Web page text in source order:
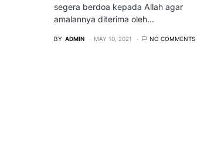
segera berdoa kepada Allah agar
amalannya diterima oleh…
BY ADMIN MAY 10, 2021 NO COMMENTS